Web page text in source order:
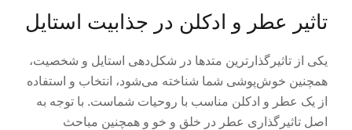
تاثیر عطر و ادکلن در جذابیت استایل
یکی از تاثیرگذارترین متدها در شکل‌دهی استایل و شخصیت،
همچنین خوش‌پوشی شما شناخته می‌شود، انتخاب و استفاده
از یک عطر و ادکلن مناسب با روحیات شماست. با توجه به
اصل تاثیرگذاری عطر در خلق و خو و همچنین مباحث